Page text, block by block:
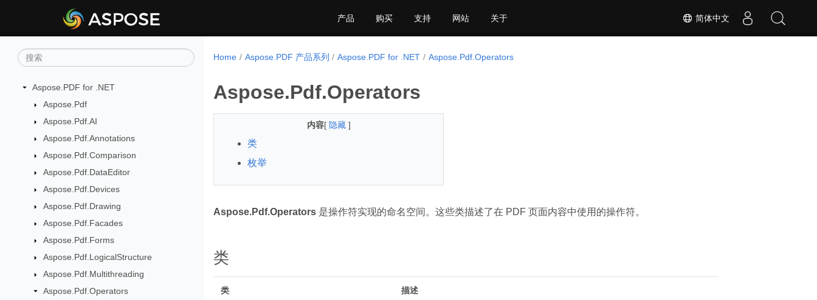
简体中文
产品 购买 支持 网站 关于
Aspose.PDF for .NET
Aspose.Pdf
Aspose.Pdf.AI
Aspose.Pdf.Annotations
Aspose.Pdf.Comparison
Aspose.Pdf.DataEditor
Aspose.Pdf.Devices
Aspose.Pdf.Drawing
Aspose.Pdf.Facades
Aspose.Pdf.Forms
Aspose.Pdf.LogicalStructure
Aspose.Pdf.Multithreading
Aspose.Pdf.Operators
Home Aspose.PDF 产品系列 Aspose.PDF for .NET Aspose.Pdf.Operators
Aspose.Pdf.Operators
内容[ 隐藏 ]
类
枚举
Aspose.Pdf.Operators 是操作符实现的命名空间。这些类描述了在 PDF 页面内容中使用的操作符。
类
类 描述